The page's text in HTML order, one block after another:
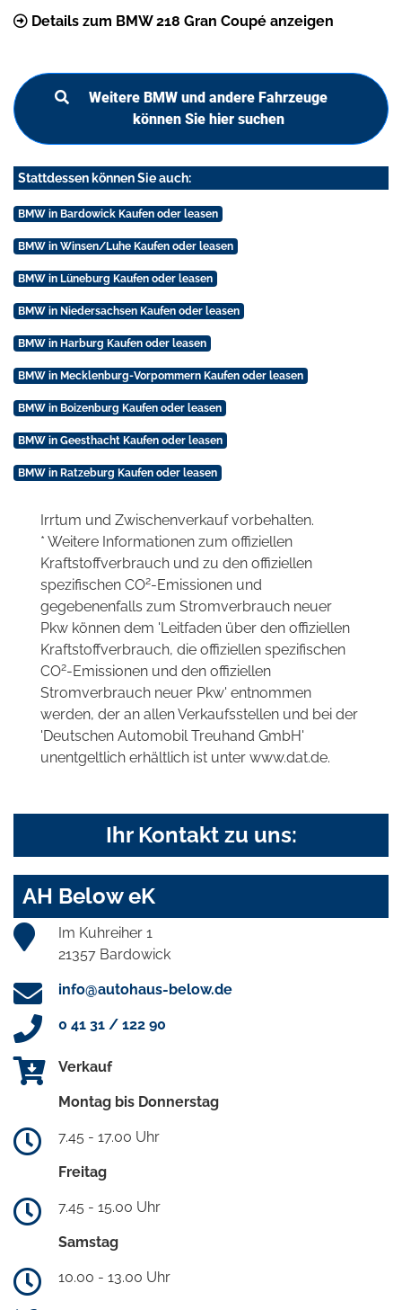
Details zum BMW 218 Gran Coupé anzeigen
Weitere BMW und andere Fahrzeuge
können Sie hier suchen
Stattdessen können Sie auch:
BMW in Bardowick Kaufen oder leasen
BMW in Winsen/Luhe Kaufen oder leasen
BMW in Lüneburg Kaufen oder leasen
BMW in Niedersachsen Kaufen oder leasen
BMW in Harburg Kaufen oder leasen
BMW in Mecklenburg-Vorpommern Kaufen oder leasen
BMW in Boizenburg Kaufen oder leasen
BMW in Geesthacht Kaufen oder leasen
BMW in Ratzeburg Kaufen oder leasen
Irrtum und Zwischenverkauf vorbehalten.
* Weitere Informationen zum offiziellen
Kraftstoffverbrauch und zu den offiziellen
spezifischen CO2-Emissionen und
gegebenenfalls zum Stromverbrauch neuer
Pkw können dem 'Leitfaden über den offiziellen
Kraftstoffverbrauch, die offiziellen spezifischen
CO2-Emissionen und den offiziellen
Stromverbrauch neuer Pkw' entnommen
werden, der an allen Verkaufsstellen und bei der
'Deutschen Automobil Treuhand GmbH'
unentgeltlich erhältlich ist unter www.dat.de.
Ihr Kontakt zu uns:
AH Below eK
Im Kuhreiher 1
21357 Bardowick
info@autohaus-below.de
0 41 31 / 122 90
Verkauf
Montag bis Donnerstag
7.45 - 17.00 Uhr
Freitag
7.45 - 15.00 Uhr
Samstag
10.00 - 13.00 Uhr